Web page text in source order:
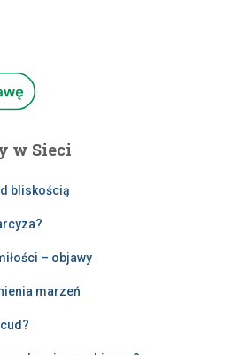
w Sieci
bliskością
– objawy
marzeń